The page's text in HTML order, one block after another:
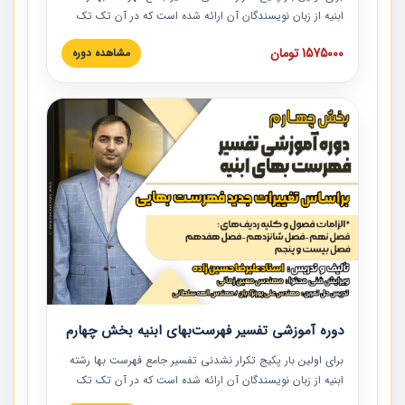
ابنیه از زبان نویسندگان آن ارائه شده است که در آن تک تک
ردیف ها و مطالب فهرست بها تفسیر و ارائه شده است. این
دوره به صورت کامل تصویری بوده و به همراه تصاویر عملیات
دوره با کلام مهندس علیرضاحسین‌زاده مدیر پروژه مهندسی
مشاور در امر بازنگری فهرست بها رشته ابنیه ارائه شده و به تمام
همکارانی که در حوزه صنعت ساخت در حال فعالیت هستند حتما
توصیه می کنیم از مطالب این دوره استفاده نمایند.
1575000 تومان مشاهده دوره
دوره آموزشی تفسیر فهرست‌بهای ابنیه بخش چهارم
برای اولین بار پکیج تکرار نشدنی تفسیر جامع فهرست بها رشته
ابنیه از زبان نویسندگان آن ارائه شده است که در آن تک تک
ردیف ها و مطالب فهرست بها تفسیر و ارائه شده است. این